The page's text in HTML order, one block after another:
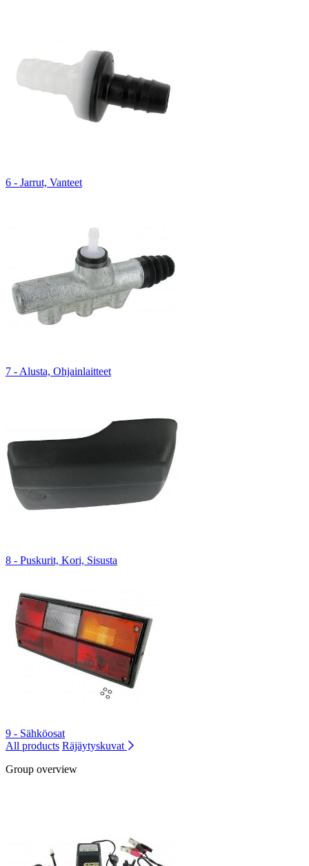
6 - Jarrut, Vanteet
7 - Alusta, Ohjainlaitteet
8 - Puskurit, Kori, Sisusta
9 - Sähköosat
All products Räjäytyskuvat
Group overview